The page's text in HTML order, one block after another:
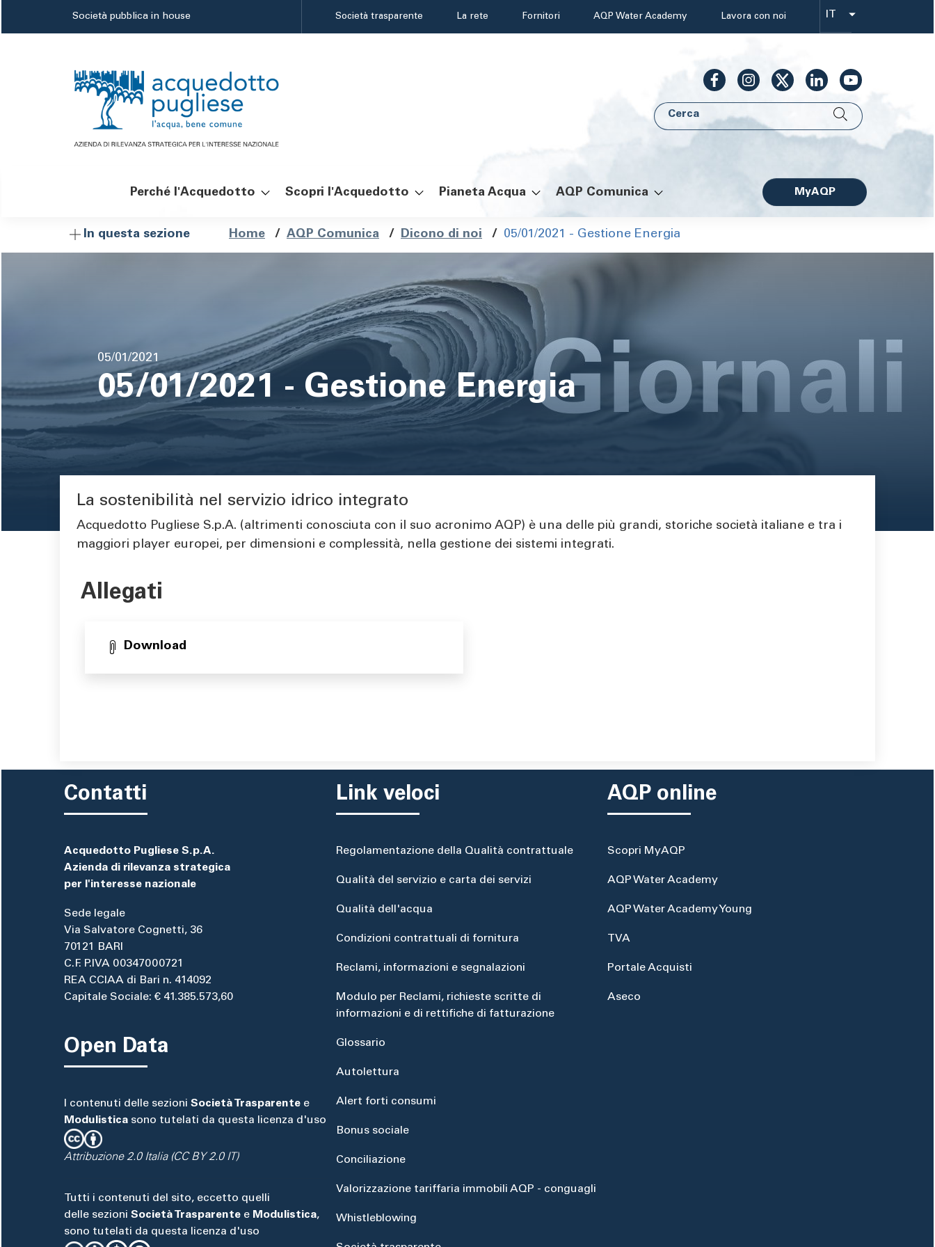
Società pubblica in house
Header
Società trasparente La rete Fornitori AQP Water Academy Lavora con noi
language
Cerca
Navigazione
Perché l'Acquedotto Scopri l'Acquedotto Pianeta Acqua AQP Comunica
AQPMyAQP
In questa sezione
Briciole
pane
Home / AQP Comunica / Dicono di noi / 05/01/2021 - Gestione Energia
Data
di
pubblicazione
05/01/2021
05/01/2021 - Gestione Energia
Area di testo
La sostenibilità nel servizio idrico integrato
Acquedotto Pugliese S.p.A. (altrimenti conosciuta con il suo acronimo AQP) è una delle più grandi, storiche società italiane e tra i
maggiori player europei, per dimensioni e complessità, nella gestione dei sistemi integrati.
Allegati
Download
Contatti
Acquedotto Pugliese S.p.A.
Azienda di rilevanza strategica
per l'interesse nazionale
Sede legale
Via Salvatore Cognetti, 36
70121 BARI
C.F. P.IVA 00347000721
REA CCIAA di Bari n. 414092
Capitale Sociale: € 41.385.573,60
Open Data
I contenuti delle sezioni Società Trasparente e
Modulistica sono tutelati da questa licenza d'uso
Attribuzione 2.0 Italia (CC BY 2.0 IT)
Tutti i contenuti del sito, eccetto quelli
delle sezioni Società Trasparente e Modulistica,
sono tutelati da questa licenza d'uso
Link veloci
Regolamentazione della Qualità contrattuale
Qualità del servizio e carta dei servizi
Qualità dell'acqua
Condizioni contrattuali di fornitura
Reclami, informazioni e segnalazioni
Modulo per Reclami, richieste scritte di
informazioni e di rettifiche di fatturazione
Glossario
Autolettura
Alert forti consumi
Bonus sociale
Conciliazione
Valorizzazione tariffaria immobili AQP - conguagli
Whistleblowing
AQP online
Scopri MyAQP
AQP Water Academy
AQP Water Academy Young
TVA
Portale Acquisti
Aseco